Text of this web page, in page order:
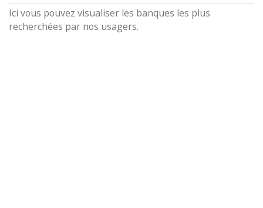
Ici vous pouvez visualiser les banques les plus
recherchées par nos usagers.